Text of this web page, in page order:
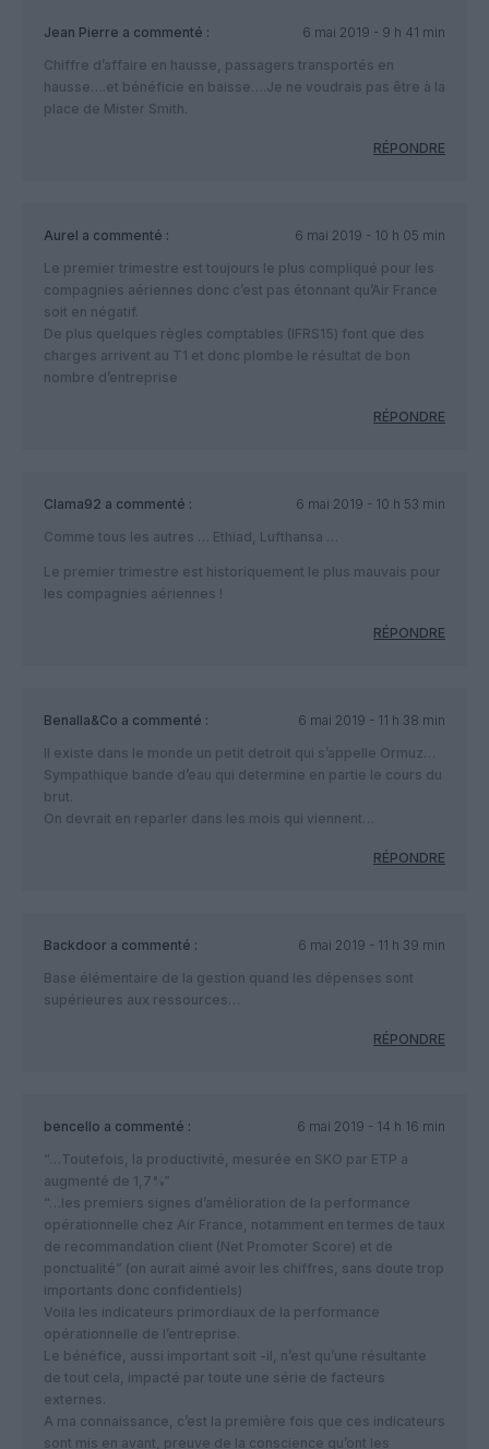
Jean Pierre a commenté :
6 mai 2019 - 9 h 41 min
Chiffre d’affaire en hausse, passagers transportés en
hausse….et bénéficie en baisse….Je ne voudrais pas être à la
place de Mister Smith.
RÉPONDRE
Aurel a commenté :
6 mai 2019 - 10 h 05 min
Le premier trimestre est toujours le plus compliqué pour les
compagnies aériennes donc c’est pas étonnant qu’Air France
soit en négatif.
De plus quelques règles comptables (IFRS15) font que des
charges arrivent au T1 et donc plombe le résultat de bon
nombre d’entreprise
RÉPONDRE
Clama92 a commenté :
6 mai 2019 - 10 h 53 min
Comme tous les autres … Ethiad, Lufthansa …
Le premier trimestre est historiquement le plus mauvais pour
les compagnies aériennes !
RÉPONDRE
Benalla&Co a commenté :
6 mai 2019 - 11 h 38 min
Il existe dans le monde un petit detroit qui s’appelle Ormuz…
Sympathique bande d’eau qui determine en partie le cours du
brut.
On devrait en reparler dans les mois qui viennent…
RÉPONDRE
Backdoor a commenté :
6 mai 2019 - 11 h 39 min
Base élémentaire de la gestion quand les dépenses sont
supérieures aux ressources…
RÉPONDRE
bencello a commenté :
6 mai 2019 - 14 h 16 min
“…Toutefois, la productivité, mesurée en SKO par ETP a
augmenté de 1,7%”
“…les premiers signes d’amélioration de la performance
opérationnelle chez Air France, notamment en termes de taux
de recommandation client (Net Promoter Score) et de
ponctualité” (on aurait aimé avoir les chiffres, sans doute trop
importants donc confidentiels)
Voila les indicateurs primordiaux de la performance
opérationnelle de l’entreprise.
Le bénéfice, aussi important soit -il, n’est qu’une résultante
de tout cela, impacté par toute une série de facteurs
externes.
A ma connaissance, c’est la première fois que ces indicateurs
sont mis en avant, preuve de la conscience qu’ont les